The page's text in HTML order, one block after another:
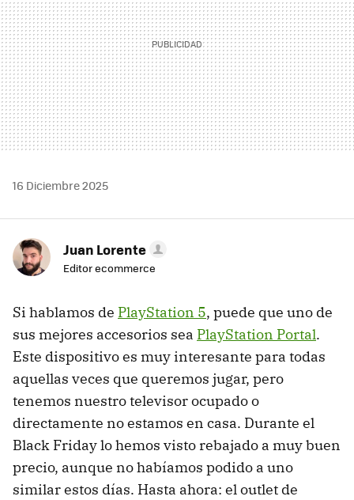
16 Diciembre 2025
Juan Lorente
Editor ecommerce
Si hablamos de PlayStation 5, puede que uno de
sus mejores accesorios sea PlayStation Portal.
Este dispositivo es muy interesante para todas
aquellas veces que queremos jugar, pero
tenemos nuestro televisor ocupado o
directamente no estamos en casa. Durante el
Black Friday lo hemos visto rebajado a muy buen
precio, aunque no habíamos podido a uno
similar estos días. Hasta ahora: el outlet de